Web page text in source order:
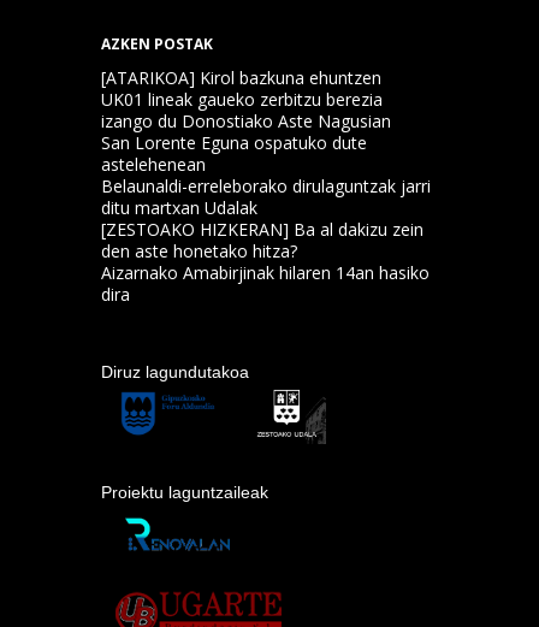
AZKEN POSTAK
[ATARIKOA] Kirol bazkuna ehuntzen
UK01 lineak gaueko zerbitzu berezia
izango du Donostiako Aste Nagusian
San Lorente Eguna ospatuko dute
astelehenean
Belaunaldi-erreleborako dirulaguntzak jarri
ditu martxan Udalak
[ZESTOAKO HIZKERAN] Ba al dakizu zein
den aste honetako hitza?
Aizarnako Amabirjinak hilaren 14an hasiko
dira
Diruz lagundutakoa
Proiektu laguntzaileak